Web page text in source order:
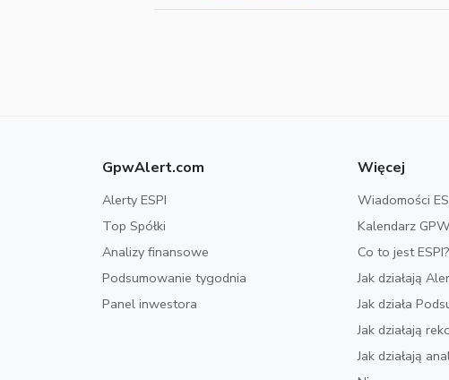
GpwAlert.com
Alerty ESPI
Top Spółki
Analizy finansowe
Podsumowanie tygodnia
Panel inwestora
Więcej
Wiadomości
Kalendarz
Co to jest ESPI?
Jak działają
Jak działa
Jak działają
Jak działają